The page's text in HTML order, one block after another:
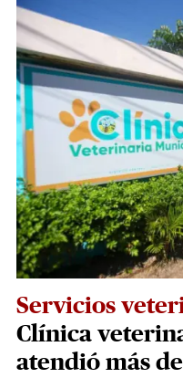
Servicios
Clínica
atendió más